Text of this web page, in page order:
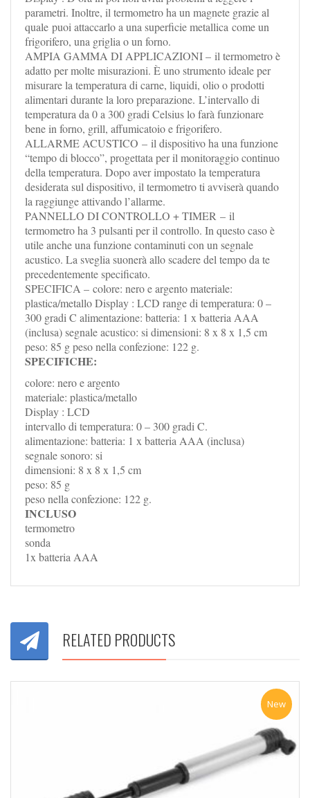
parametri. Inoltre, il termometro ha un magnete grazie al
quale puoi attaccarlo a una superficie metallica come un
frigorifero, una griglia o un forno.
AMPIA GAMMA DI APPLICAZIONI – il termometro è
adatto per molte misurazioni. È uno strumento ideale per
misurare la temperatura di carne, liquidi, olio o prodotti
alimentari durante la loro preparazione. L’intervallo di
temperatura da 0 a 300 gradi Celsius lo farà funzionare
bene in forno, grill, affumicatoio e frigorifero.
ALLARME ACUSTICO – il dispositivo ha una funzione
“tempo di blocco”, progettata per il monitoraggio continuo
della temperatura. Dopo aver impostato la temperatura
desiderata sul dispositivo, il termometro ti avviserà quando
la raggiunge attivando l’allarme.
PANNELLO DI CONTROLLO + TIMER – il
termometro ha 3 pulsanti per il controllo. In questo caso è
utile anche una funzione contaminuti con un segnale
acustico. La sveglia suonerà allo scadere del tempo da te
precedentemente specificato.
SPECIFICA – colore: nero e argento materiale:
plastica/metallo Display : LCD range di temperatura: 0 –
300 gradi C alimentazione: batteria: 1 x batteria AAA
(inclusa) segnale acustico: si dimensioni: 8 x 8 x 1,5 cm
peso: 85 g peso nella confezione: 122 g.
SPECIFICHE:
colore: nero e argento
materiale: plastica/metallo
Display : LCD
intervallo di temperatura: 0 – 300 gradi C.
alimentazione: batteria: 1 x batteria AAA (inclusa)
segnale sonoro: si
dimensioni: 8 x 8 x 1,5 cm
peso: 85 g
peso nella confezione: 122 g.
INCLUSO
termometro
sonda
1x batteria AAA
RELATED PRODUCTS
New